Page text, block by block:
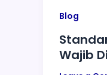
Blog
Wajib